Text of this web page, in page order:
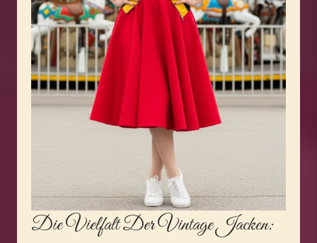
Die Vielfalt Der Vintage Jacken: